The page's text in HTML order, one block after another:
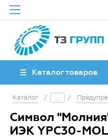
Каталог товаров
Каталог / /
Символ
ИЭК YPC30-